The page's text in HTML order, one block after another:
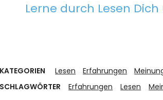
Lerne durch Lesen
KATEGORIEN Lesen Erfahrungen
SCHLAGWÖRTER
Erfahrungen Lesen